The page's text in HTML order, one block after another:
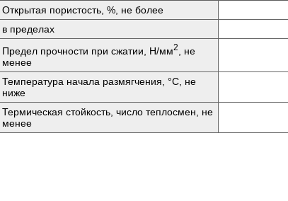
Открытая пористость, %, не более
в пределах
Предел прочности при сжатии, Н/мм2
, не
менее
Температура начала размягчения, °C, не
ниже
Термическая стойкость, число теплосмен, не
менее